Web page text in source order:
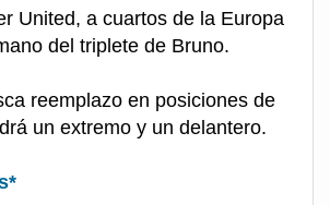
United, a cuartos de la Europa
del triplete de Bruno.
reemplazo en posiciones de
un extremo y un delantero.